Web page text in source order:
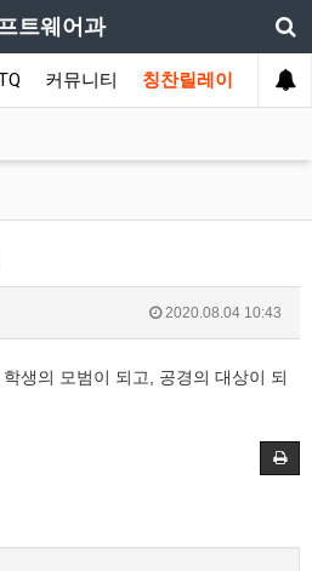
트웨어과
커뮤니티 칭찬릴레이
2020.08.04 10:43
생의 모범이 되고, 공경의 대상이 되